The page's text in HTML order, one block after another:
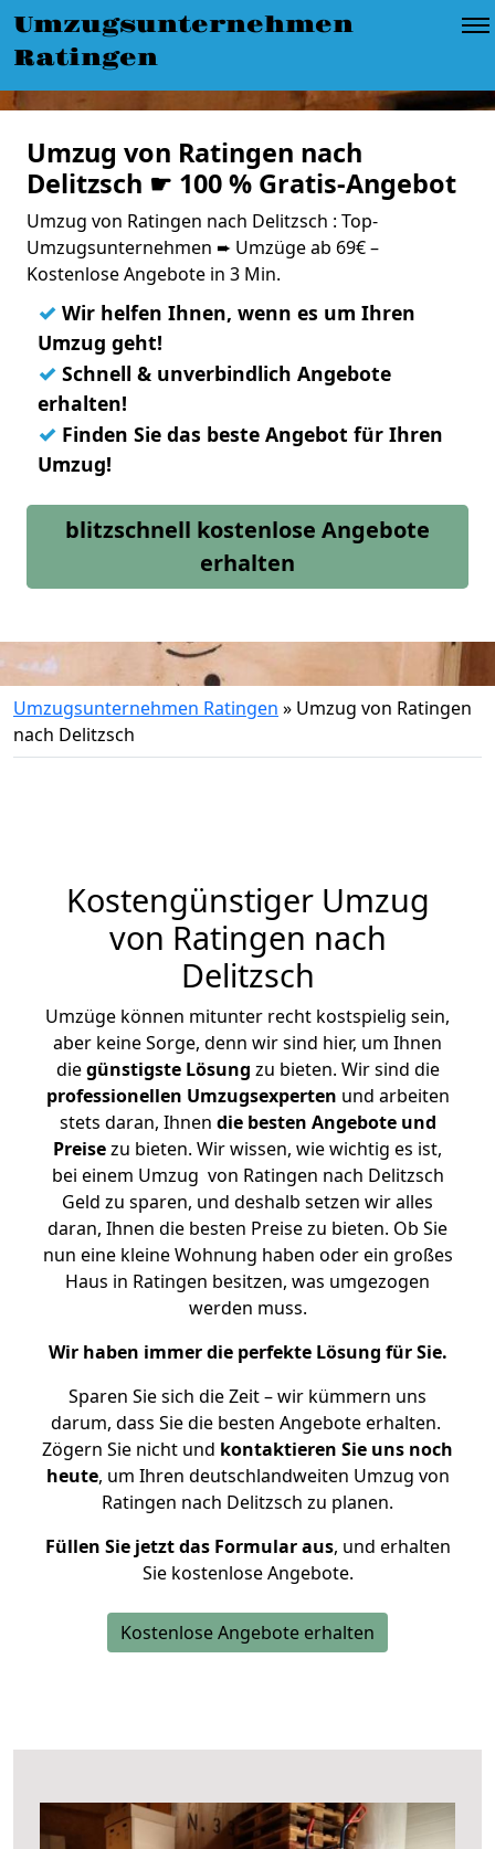
Umzugsunternehmen
Ratingen
Umzug von Ratingen nach
Delitzsch ☛ 100 % Gratis-Angebot
Umzug von Ratingen nach Delitzsch : Top-
Umzugsunternehmen ➨ Umzüge ab 69€ –
Kostenlose Angebote in 3 Min.
✓ Wir helfen Ihnen, wenn es um Ihren
Umzug geht!
✓ Schnell & unverbindlich Angebote
erhalten!
✓ Finden Sie das beste Angebot für Ihren
Umzug!
blitzschnell kostenlose Angebote
erhalten
Umzugsunternehmen Ratingen » Umzug von Ratingen
nach Delitzsch
Kostengünstiger Umzug
von Ratingen nach
Delitzsch
Umzüge können mitunter recht kostspielig sein,
aber keine Sorge, denn wir sind hier, um Ihnen
diegünstigste Lösung zu bieten. Wir sind die
professionellen Umzugsexperten und arbeiten
stets daran, Ihnen die besten Angebote und
Preisezu bieten. Wir wissen, wie wichtig es ist,
bei einem Umzug von Ratingen nach Delitzsch
Geld zu sparen, und deshalb setzen wir alles
daran, Ihnen die besten Preise zu bieten. Ob Sie
nun eine kleine Wohnung haben oder ein großes
Haus in Ratingen besitzen, was umgezogen
werden muss.
Wir haben immer die perfekte Lösung für Sie.
Sparen Sie sich die Zeit – wir kümmern uns
darum, dass Sie die besten Angebote erhalten.
Zögern Sie nicht und kontaktieren Sie uns noch
heute, um Ihren deutschlandweiten Umzug von
Ratingen nach Delitzsch zu planen.
Füllen Sie jetzt das Formular aus, und erhalten
Sie kostenlose Angebote.
Kostenlose Angebote erhalten